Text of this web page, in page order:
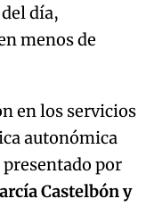
día,
menos de
en los servicios
autonómica
presentado por
Castelbón y